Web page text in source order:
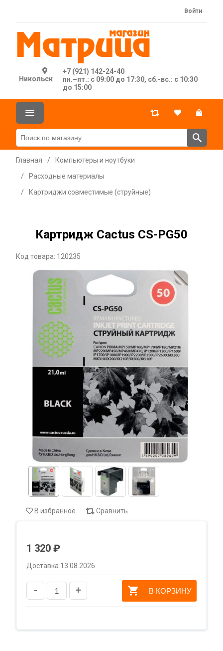
Никольск
+7 (921) 142-24-40
пн.–пт.: с 09:00 до 17:30, сб.-вс.: с 10:30
до 15:00
Войти
Главная /
Компьютеры и ноутбуки
/
Расходные материалы
/
Картриджи совместимые (струйные)
Картридж Cactus CS-PG50
Код товара: 120235
В избранное Сравнить
1 320 ₽
Доставка 13.08.2026
- + В КОРЗИНУ